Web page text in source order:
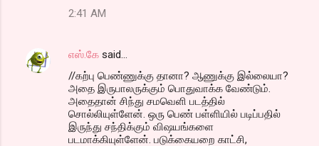
2:41 AM
எஸ்.கே said…
//கற்பு பெண்ணுக்கு தானா? ஆணுக்கு இல்லையா?
அதை இருபாலருக்கும் பொதுவாக்க வேண்டும்.
அதைதான் சிந்து சமவெளி படத்தில்
சொல்லியுள்ளேன். ஒரு பெண் பள்ளியில் படிப்பதில்
இருந்து சந்திக்கும் விஷயங்களை
படமாக்கியுள்ளேன். படுக்கையறை காட்சி,